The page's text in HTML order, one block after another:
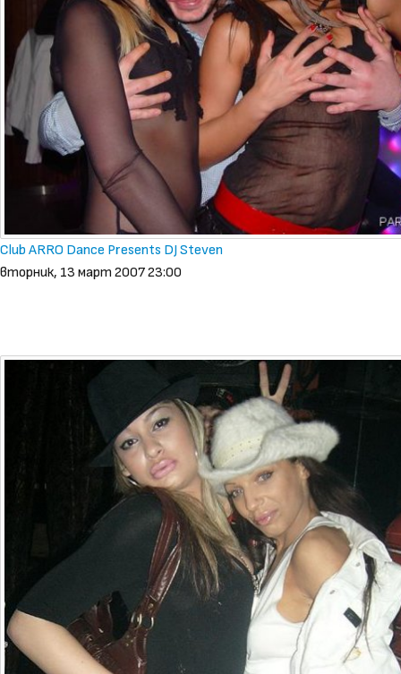
Club ARRO Dance Presents DJ Steven
вторник, 13 март 2007 23:00